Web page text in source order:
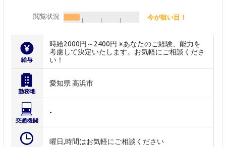
閲覧状況 今が狙い目！
時給2000円～2400円 ※あなたのご経験、能力を
考慮して決定いたします。お気軽にご相談くださ
い！
愛知県 高浜市
-
曜日,時間はお気軽にご相談ください